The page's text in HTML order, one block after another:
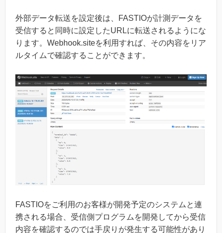
外部データ転送を設定後は、FASTIOが計測データを
受信すると同時に設定したURLに転送されるようにな
ります。Webhook.siteを利用すれば、その内容をリア
ルタイムで確認することができます。
FASTIOをご利用のお客様が開発予定のシステムと連
携される場合、受信側プログラムを開発してから受信
内容を確認するのでは手戻りが発生する可能性があり